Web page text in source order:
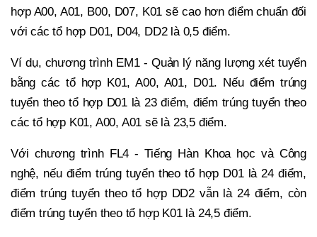
hợp A00, A01, B00, D07, K01 sẽ cao hơn điểm chuẩn đối
với các tổ hợp D01, D04, DD2 là 0,5 điểm.
Ví dụ, chương trình EM1 - Quản lý năng lượng xét tuyển
bằng các tổ hợp K01, A00, A01, D01. Nếu điểm trúng
tuyển theo tổ hợp D01 là 23 điểm, điểm trúng tuyển theo
các tổ hợp K01, A00, A01 sẽ là 23,5 điểm.
Với chương trình FL4 - Tiếng Hàn Khoa học và Công
nghệ, nếu điểm trúng tuyển theo tổ hợp D01 là 24 điểm,
điểm trúng tuyển theo tổ hợp DD2 vẫn là 24 điểm, còn
điểm trúng tuyển theo tổ hợp K01 là 24,5 điểm.